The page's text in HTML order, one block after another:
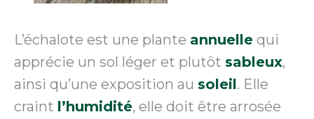
L’échalote est une plante annuelle qui
apprécie un sol léger et plutôt sableux,
ainsi qu’une exposition au soleil. Elle
craint l’humidité, elle doit être arrosée